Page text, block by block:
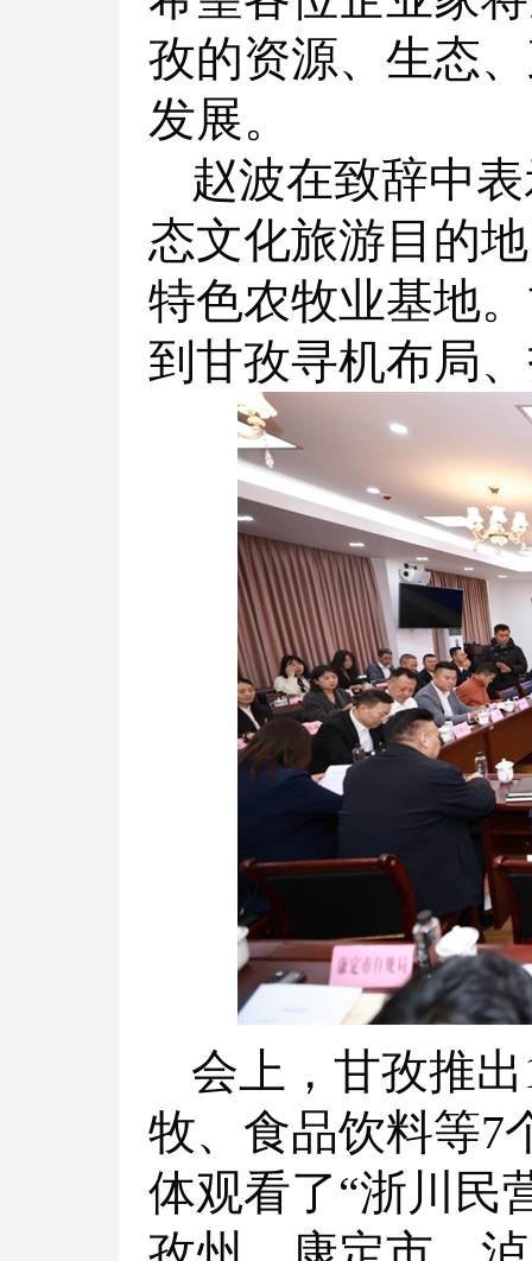
孜的资源、生态
发展。
赵波在致辞中
态文化旅游目的
特色农牧业基地
到甘孜寻机布局
会上，甘孜推
牧、食品饮料等7
体观看了“浙川民